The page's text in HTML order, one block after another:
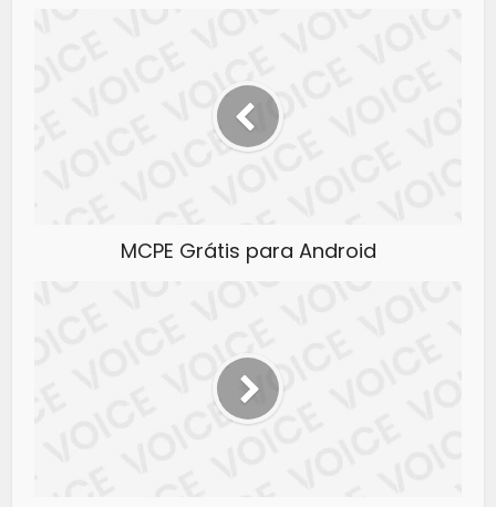
MCPE Grátis para Android